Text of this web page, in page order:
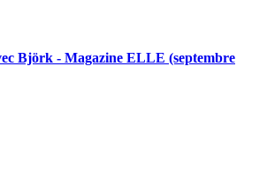
Björk - Magazine ELLE (septembre